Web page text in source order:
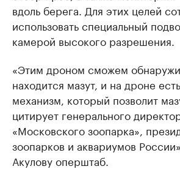
вдоль берега. Для этих целей
использовать специальный
камерой высокого разрешения.
«Этим дроном сможем
находится мазут, и на дроне
механизм, который позволит
цитирует генерального
«Московского зоопарка»,
зоопарков и аквариумов
Акулову оперштаб.